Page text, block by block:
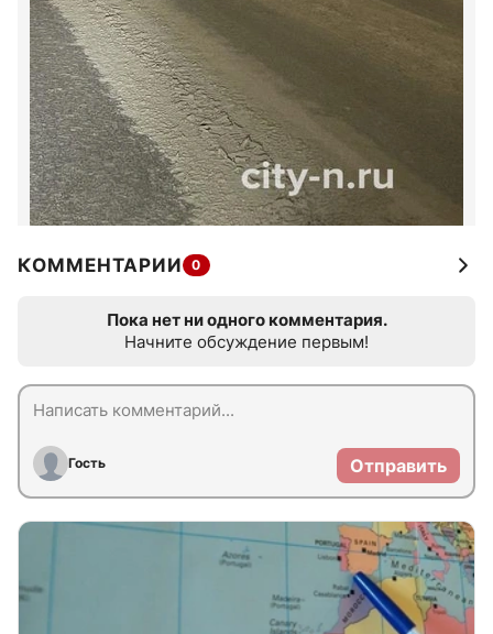
КОММЕНТАРИИ 0
Пока нет ни одного комментария.
Начните обсуждение первым!
Гость Отправить